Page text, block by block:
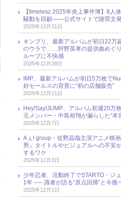
【timelesz 2025年炎上事件簿】8人
騒動を回顧――公式サイトで謝罪文
2025年12月31日
キンプリ、最新アルバムが初日22万
のウラで……狩野英孝の提供曲めぐ
ループに不快感
2025年12月28日
IMP.、最新アルバムが初日5万枚で
好セールスの背景に“初の店舗販売”
2025年12月21日
Hey!Say!JUMP、アルバム初週20万
元メンバー・中島裕翔が漏らした“本
2025年12月7日
Aぇ! group・佐野晶哉主演アニメ映
男』タイトルやビジュアルへの不安
するワケ
2025年12月3日
少年忍者、活動終了でSTARTO・ジ
1年 ── 識者が語る“原点回帰”と今後
2025年12月1日